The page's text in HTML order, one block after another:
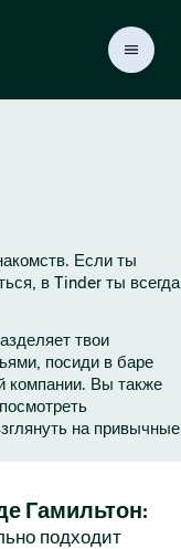
Если ты
в Tinder ты всегда
твои
посиди в баре
компании. Вы также
на привычные
Гамильтон:
подходит